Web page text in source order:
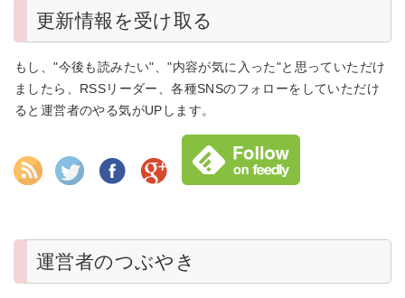
更新情報を受け取る
もし、"今後も読みたい"、"内容が気に入った"と思っていただけ
ましたら、RSSリーダー、各種SNSのフォローをしていただけ
ると運営者のやる気がUPします。
運営者のつぶやき